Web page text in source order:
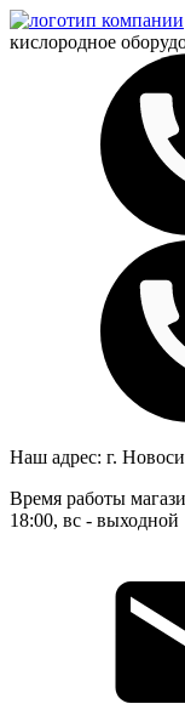
кислородное
Наш адрес: г.
Время работы
18:00, вс - выходной